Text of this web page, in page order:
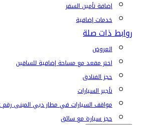
إضافة تأمين السفر
خدمات إضافية
روابط ذات صلة
العروض
اختر مقعد مع مساحة إضافية للساقين
حجز الفنادق
تأجير السيارات
مواقف السيارات في مطار دبي المبنى رقم 2
حجز سيارة مع سائق